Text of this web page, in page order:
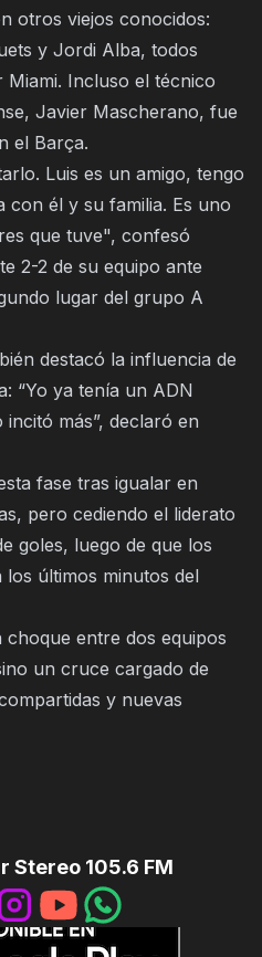
otros viejos conocidos:
y Jordi Alba, todos
Incluso el técnico
Javier Mascherano, fue
el Barça.
Luis es un amigo, tengo
él y su familia. Es uno
que tuve", confesó
2-2 de su equipo ante
lugar del grupo A
destacó la influencia de
“Yo ya tenía un ADN
más”, declaró en
fase tras igualar en
pero cediendo el liderato
goles, luego de que los
últimos minutos del
entre dos equipos
un cruce cargado de
y nuevas
Stereo 105.6 FM